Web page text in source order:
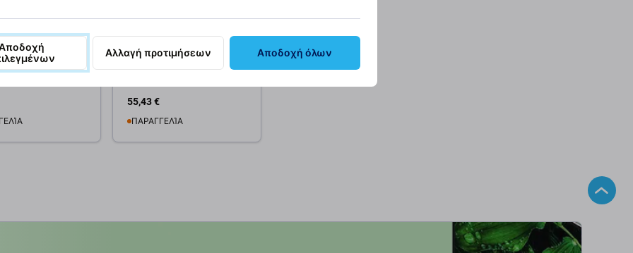
για
Μητρικής
για iPhone X | XS |
| Wylie K85
Κύρια Πλακέτα PCB
Θέρμανσης Στρώσεων
για Sunshine SS-T12A
55,43 €
ΠΑΡΑΓΓΕΛΊΑ
Αλλαγή προτιμήσεων Αποδοχή όλων